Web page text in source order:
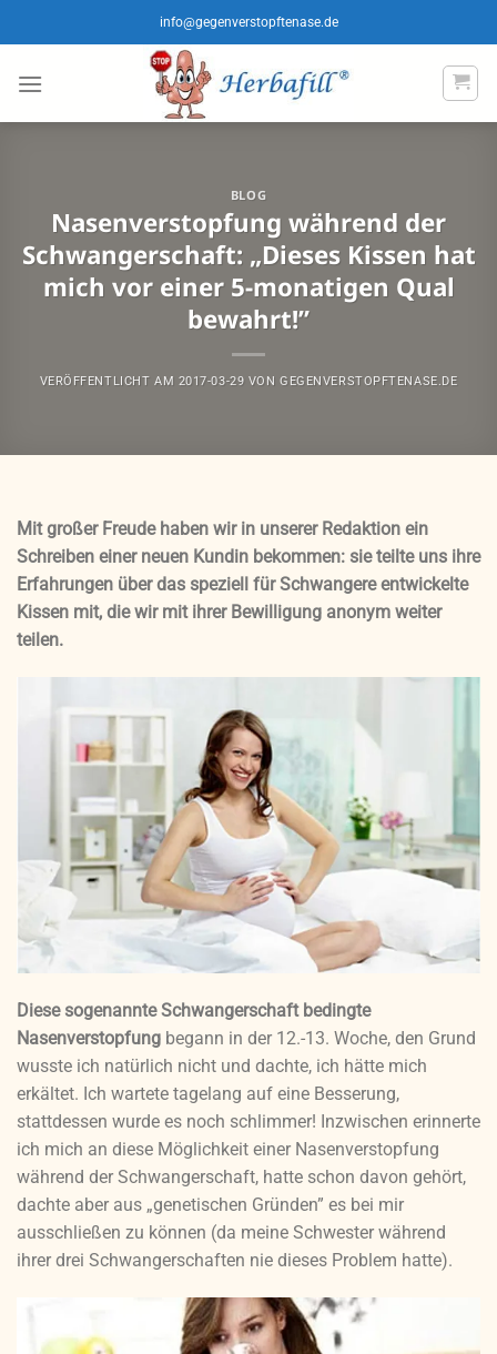
Inhalt
info@gegenverstopftenase.de
BLOG
Nasenverstopfung während der
Schwangerschaft: „Dieses Kissen hat
mich vor einer 5-monatigen Qual
bewahrt!”
VERÖFFENTLICHT AM 2017-03-29 VONGEGENVERSTOPFTENASE.DE
Mit großer Freude haben wir in unserer Redaktion ein
Schreiben einer neuen Kundin bekommen: sie teilte uns ihre
Erfahrungen über das speziell für Schwangere entwickelte
Kissen mit, die wir mit ihrer Bewilligung anonym weiter
teilen.
Diese sogenannte Schwangerschaft bedingte
Nasenverstopfung begann in der 12.-13. Woche, den Grund
wusste ich natürlich nicht und dachte, ich hätte mich
erkältet. Ich wartete tagelang auf eine Besserung,
stattdessen wurde es noch schlimmer! Inzwischen erinnerte
ich mich an diese Möglichkeit einer Nasenverstopfung
während der Schwangerschaft, hatte schon davon gehört,
dachte aber aus „genetischen Gründen” es bei mir
ausschließen zu können (da meine Schwester während
ihrer drei Schwangerschaften nie dieses Problem hatte).